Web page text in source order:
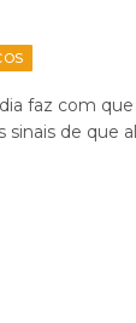
faz com
sinais de que